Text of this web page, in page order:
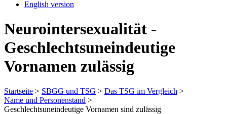
English version
Neurointersexualität -
Geschlechtsuneindeutige
Vornamen zulässig
Startseite > SBGG und TSG > Das TSG im Vergleich >
Name und Personenstand >
Geschlechtsuneindeutige Vornamen sind zulässig